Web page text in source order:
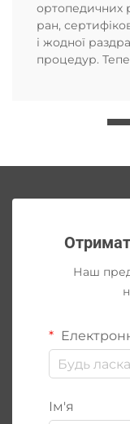
ортопедичних
ран,
і жодної
процедур.
Наш
Ім'я